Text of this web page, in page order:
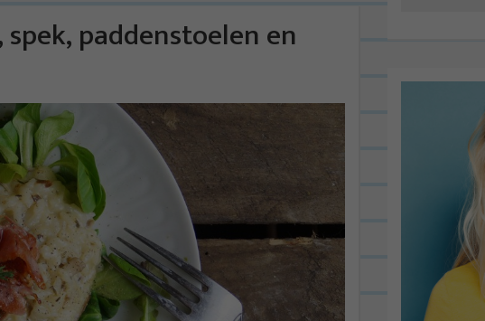
paddenstoelen en